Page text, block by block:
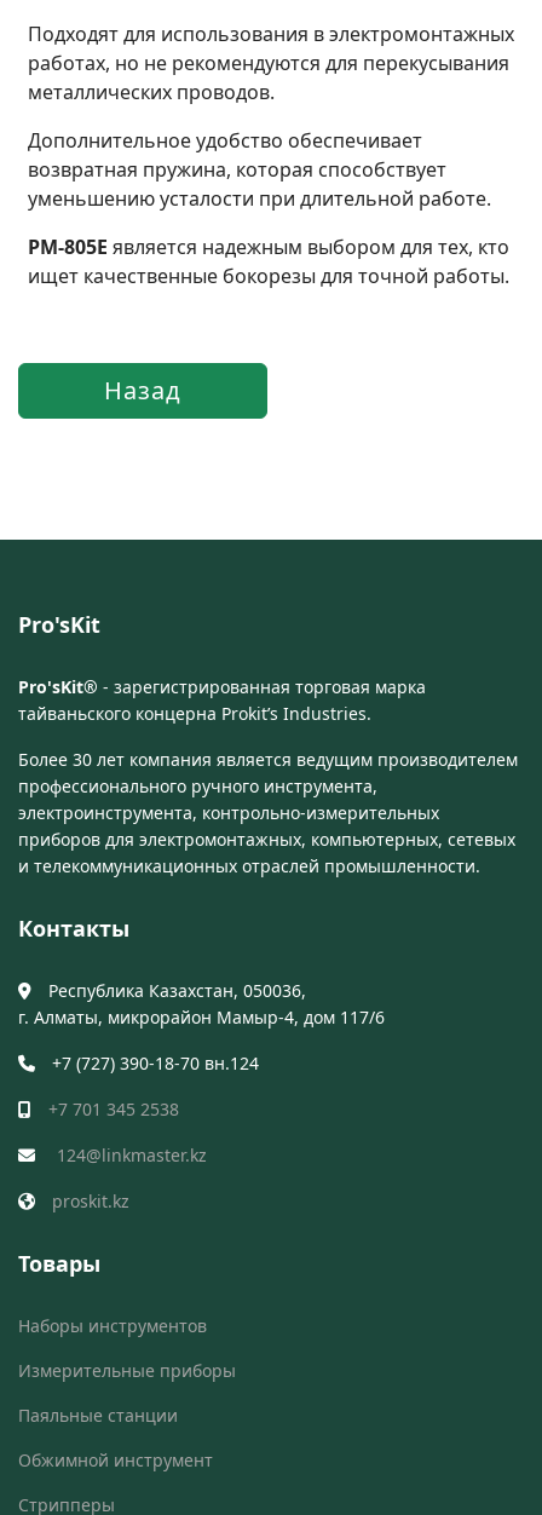
Подходят для использования в электромонтажных
работах, но не рекомендуются для перекусывания
металлических проводов.
Дополнительное удобство обеспечивает
возвратная пружина, которая способствует
уменьшению усталости при длительной работе.
PM-805E является надежным выбором для тех, кто
ищет качественные бокорезы для точной работы.
Pro'sKit
Pro'sKit® - зарегистрированная торговая марка
тайваньского концерна Prokit’s Industries.
Более 30 лет компания является ведущим производителем
профессионального ручного инструмента,
электроинструмента, контрольно-измерительных
приборов для электромонтажных, компьютерных, сетевых
и телекоммуникационных отраслей промышленности.
Контакты
Республика Казахстан, 050036,
г. Алматы, микрорайон Мамыр-4, дом 117/6
+7 (727) 390-18-70 вн.124
+7 701 345 2538
124@linkmaster.kz
proskit.kz
Товары
Наборы инструментов
Измерительные приборы
Паяльные станции
Обжимной инструмент
Стрипперы